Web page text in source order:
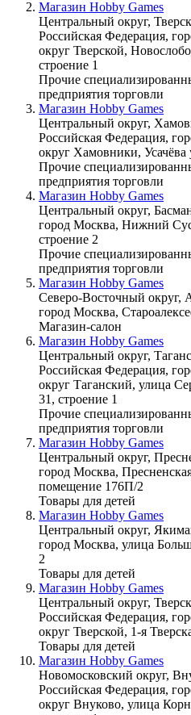
Магазин Hobby Games
Центральный округ,
Российская Федерация,
округ Тверской,
строение 1
Прочие
предприятия торговли
Магазин Hobby Games
Центральный округ,
Российская Федерация,
округ Хамовники, Усачёва
Прочие
предприятия торговли
Магазин Hobby Games
Центральный округ,
город Москва, Нижний
строение 2
Прочие
предприятия торговли
Магазин Hobby Games
Северо-Восточный округ,
город Москва,
Магазин-салон
Магазин Hobby Games
Центральный округ,
Российская Федерация,
округ Таганский, улица
31, строение 1
Прочие
предприятия торговли
Магазин Hobby Games
Центральный округ,
город Москва,
помещение 176П/2
Товары для детей
Магазин Hobby Games
Центральный округ,
город Москва, улица
2
Товары для детей
Магазин Hobby Games
Центральный округ,
Российская Федерация,
округ Тверской, 1-я
Товары для детей
Магазин Hobby Games
Новомосковский округ,
Российская Федерация,
округ Внуково, улица